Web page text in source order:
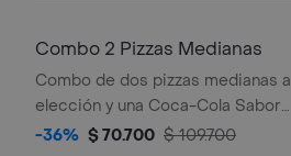
Combo 2 Pizzas Medianas
Combo de dos pizzas medianas a
elección y una Coca-Cola Sabor
Original de 1.5 L.
-36% $ 70.700 $ 109.700